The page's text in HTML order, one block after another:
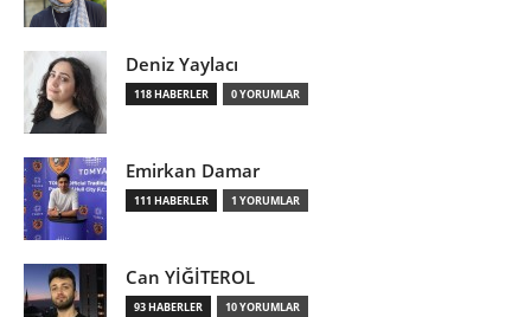
Deniz Yaylacı
118 HABERLER 0 YORUMLAR
Emirkan Damar
111 HABERLER 1 YORUMLAR
Can YİĞİTEROL
93 HABERLER 10 YORUMLAR